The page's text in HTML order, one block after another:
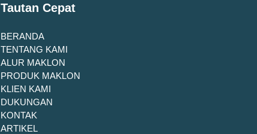
Tautan Cepat
BERANDA
TENTANG KAMI
ALUR MAKLON
PRODUK MAKLON
KLIEN KAMI
DUKUNGAN
KONTAK
ARTIKEL